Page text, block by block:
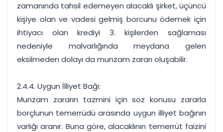
zamanında tahsil edemeyen alacaklı şirket, üçüncü
kişiye olan ve vadesi gelmiş borcunu ödemek için
ihtiyacı olan krediyi 3. kişilerden sağlaması
nedeniyle malvarlığında meydana gelen
eksilmeden dolayı da munzam zararı oluşabilir.
2.4.4. Uygun İlliyet Bağı:
Munzam zararın tazmini için söz konusu zararla
borçlunun temerrüdü arasında uygun illiyet bağının
varlığı aranır. Buna göre, alacaklının temerrüt faizini